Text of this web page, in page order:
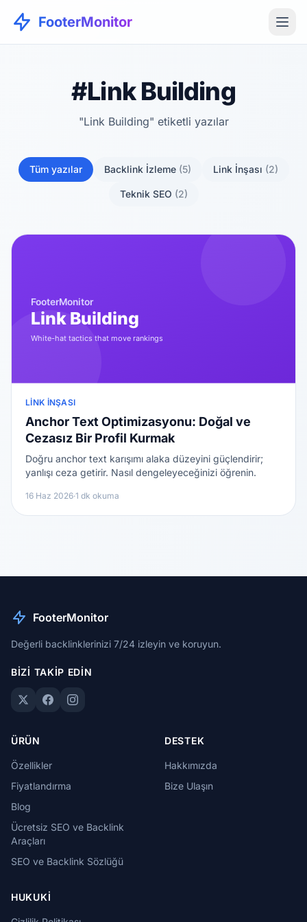
FooterMonitor
#Link Building
"Link Building" etiketli yazılar
Tüm yazılar Backlink İzleme (5) Link İnşası (2)
Teknik SEO (2)
LINK İNŞASI
Anchor Text Optimizasyonu: Doğal ve
Cezasız Bir Profil Kurmak
Doğru anchor text karışımı alaka düzeyini güçlendirir;
yanlışı ceza getirir. Nasıl dengeleyeceğinizi öğrenin.
16 Haz 2026·1 dk okuma
FooterMonitor
Değerli backlinklerinizi 7/24 izleyin ve koruyun.
BIZI TAKIP EDIN
ÜRÜN
Özellikler
Fiyatlandırma
Blog
Ücretsiz SEO ve Backlink
Araçları
SEO ve Backlink Sözlüğü
DESTEK
Hakkımızda
Bize Ulaşın
HUKUKI